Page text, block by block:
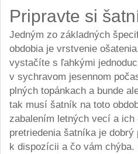
Pripravte si
Jedným zo základných
obdobia je vrstvenie
vystačíte s ľahkými
v sychravom jesennom
plných topánkach a bunde
tak musí šatník na toto
zabalením letných vecí a ich
pretriedenia šatníka je
k dispozícii a čo vám chýba.